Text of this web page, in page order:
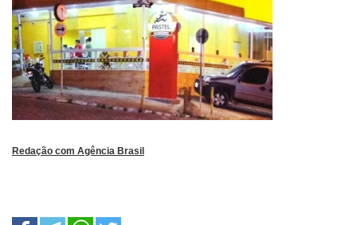
Redação com Agência Brasil